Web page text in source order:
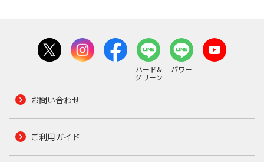
ハード&
グリーン
パワー
お問い合わせ
ご利用ガイド